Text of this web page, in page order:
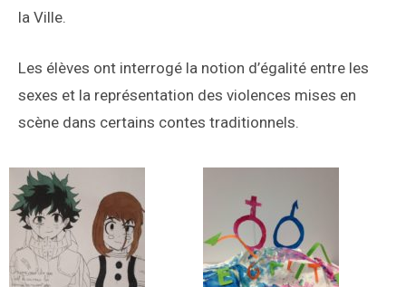
la Ville.
Les élèves ont interrogé la notion d’égalité entre les
sexes et la représentation des violences mises en
scène dans certains contes traditionnels.